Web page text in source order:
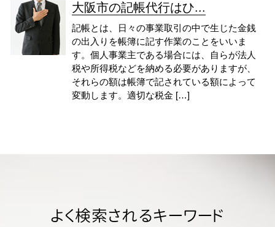
大阪市の記帳代行はひ...
記帳とは、日々の事業取引の中で生じた金銭
の出入りを帳簿に記す作業のことをいいま
す。個人事業主である場合には、自らが法人
税や所得税などを納める必要がありますが、
それらの額は帳簿で記されている額によって
変動します。適切な税金 […]
よく検索されるキーワード